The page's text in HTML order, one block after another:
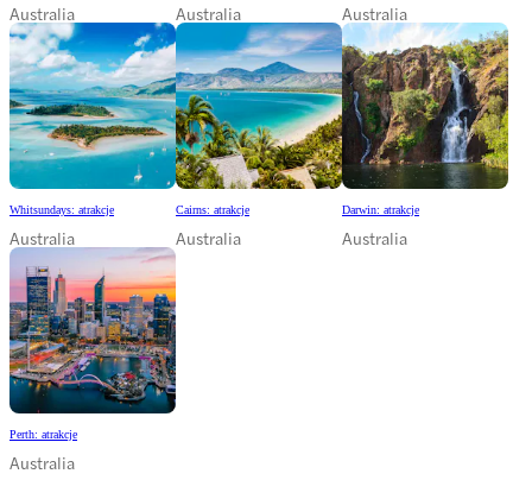
Australia Australia Australia
Whitsundays: atrakcje
Australia
Cairns: atrakcje
Australia
Darwin: atrakcje
Australia
Perth: atrakcje
Australia